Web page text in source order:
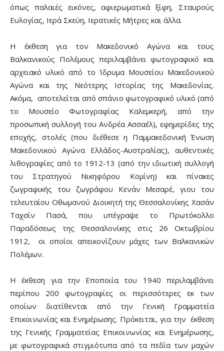
όπως παλαιές εικόνες, αφιερωματικά ξίφη, Σταυρούς
Ευλογίας, Ιερά Σκεύη, Ιερατικές Μήτρες και άλλα.
Η έκθεση για τον Μακεδονικό Αγώνα και τους
Βαλκανικούς Πολέμους περιλαμβάνει φωτογραφικό και
αρχειακό υλικό από το Ίδρυμα Μουσείου Μακεδονικού
Αγώνα και της Νεότερης Ιστορίας της Μακεδονίας.
Ακόμα, αποτελείται από σπάνιο φωτογραφικό υλικό (από
το Μουσείο Φωτογραφίας Καλεμκερή, από την
προσωπική συλλογή του Ανδρέα Ασσαέλ), εφημερίδες της
εποχής, στολές (που διέθεσε η Παμμακεδονική Ένωση
Μακεδονικού Αγώνα Ελλάδος-Αυστραλίας), αυθεντικές
λιθογραφίες από το 1912-13 (από την ιδιωτική συλλογή
του Στρατηγού Νικηφόρου Κομίνη) και πίνακες
ζωγραφικής του ζωγράφου Κενάν Μεσαρέ, γιου του
τελευταίου Οθωμανού Διοικητή της Θεσσαλονίκης Χασάν
Ταχσίν Πασά, που υπέγραψε το Πρωτόκολλο
Παραδόσεως της Θεσσαλονίκης στις 26 Οκτωβρίου
1912, οι οποίοι απεικονίζουν μάχες των Βαλκανικών
Πολέμων.
Η έκθεση για την Εποποιία του 1940 περιλαμβάνει
περίπου 200 φωτογραφίες οι περισσότερες εκ των
οποίων διατίθενται από την Γενική Γραμματεία
Επικοινωνίας και Ενημέρωσης. Πρόκειται, για την έκθεση
της Γενικής Γραμματείας Επικοινωνίας και Ενημέρωσης,
με φωτογραφικά στιγμιότυπα από τα πεδία των μαχών